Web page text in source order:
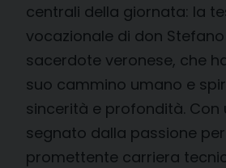
centrali della giornata: la
vocazionale di don Stefano
sacerdote veronese, che
suo cammino umano e
sincerità e profondità. Con
segnato dalla passione
promettente carriera